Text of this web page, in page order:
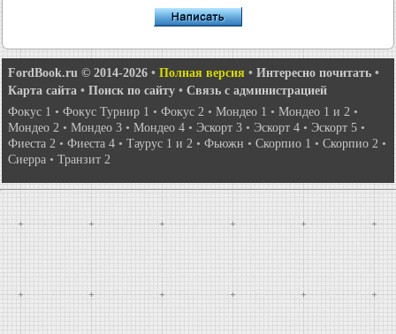
FordBook.ru © 2014-2026 • Полная версия • Интересно почитать •
Карта сайта • Поиск по сайту • Связь с администрацией
Фокус 1 • Фокус Турнир 1 • Фокус 2 • Мондео 1 • Мондео 1 и 2 •
Мондео 2 • Мондео 3 • Мондео 4 • Эскорт 3 • Эскорт 4 • Эскорт 5 •
Фиеста 2 • Фиеста 4 • Таурус 1 и 2 • Фьюжн • Скорпио 1 • Скорпио 2 •
Сиерра • Транзит 2